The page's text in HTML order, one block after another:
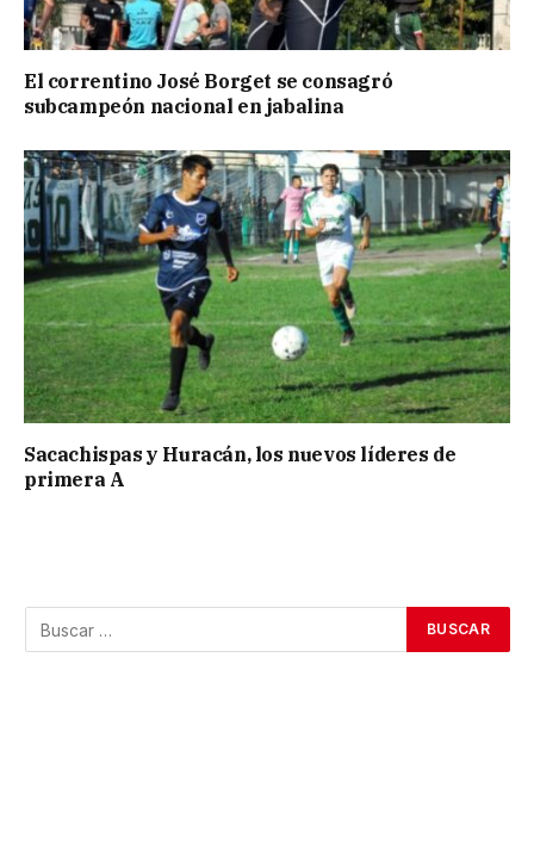
El correntino José Borget se consagró
subcampeón nacional en jabalina
Sacachispas y Huracán, los nuevos líderes de
primera A